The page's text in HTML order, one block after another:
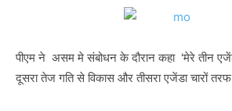
पीएम ने असम मे संबोधन के दौरान कहा ‘मेरे तीन
दूसरा तेज गति से विकास और तीसरा एजेंडा चारों तरफ